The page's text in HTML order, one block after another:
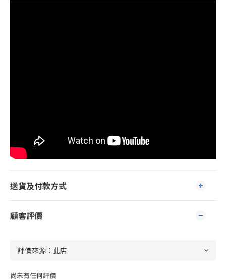
送貨及付款方式
顧客評價
尚未有任何評價